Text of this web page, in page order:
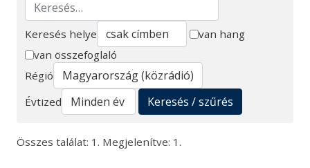
Keresés
Keresés helye
van hang
van összefoglaló
Régió
Évtized
Keresés / szűrés
Összes találat: 1. Megjelenítve: 1.